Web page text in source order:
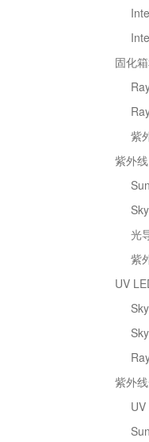
固化
紫
紫外
光
紫
UV
紫外